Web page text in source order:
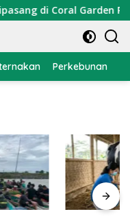
di Coral Garden Pulau
Perkebunan